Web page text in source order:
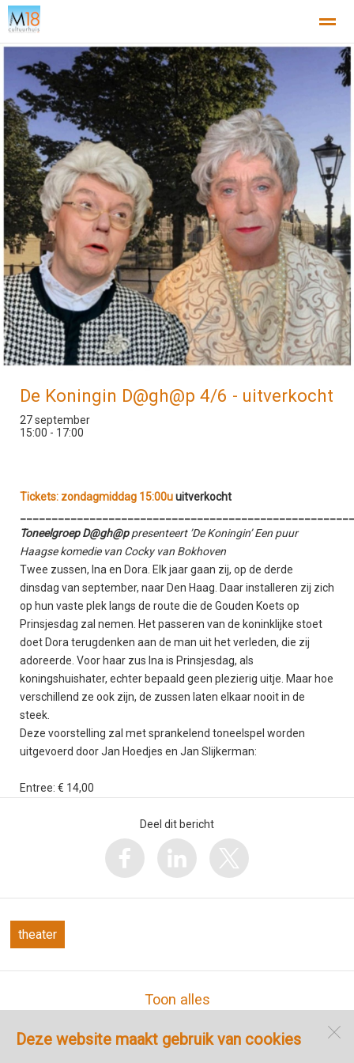
Home Nieuws Agenda X
Deze website maakt gebruik van cookies
De Koningin D@gh@p 4/6 - uitverkocht
27 september
15:00 - 17:00
Tickets: zondagmiddag 15:00uuitverkocht
Toneelgroep D@gh@p presenteert ’De Koningin’ Een puur
Haagse komedie van Cocky van Bokhoven
Twee zussen, Ina en Dora. Elk jaar gaan zij, op de derde
dinsdag van september, naar Den Haag. Daar installeren zij zich
op hun vaste plek langs de route die de Gouden Koets op
Prinsjesdag zal nemen. Het passeren van de koninklijke stoet
doet Dora terugdenken aan de man uit het verleden, die zij
adoreerde. Voor haar zus Ina is Prinsjesdag, als
koningshuishater, echter bepaald geen plezierig uitje. Maar hoe
verschillend ze ook zijn, de zussen laten elkaar nooit in de
steek.
Deze voorstelling zal met sprankelend toneelspel worden
uitgevoerd door Jan Hoedjes en Jan Slijkerman:
Entree: € 14,00
Deel dit bericht
theater
Toon alles